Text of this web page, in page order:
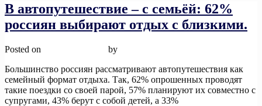
В автопутешествие – с семьёй: 62%
россиян выбирают отдых с близкими.
Posted on by
Большинство россиян рассматривают автопутешествия как
семейный формат отдыха. Так, 62% опрошенных проводят
такие поездки со своей парой, 57% планируют их совместно с
супругами, 43% берут с собой детей, а 33%